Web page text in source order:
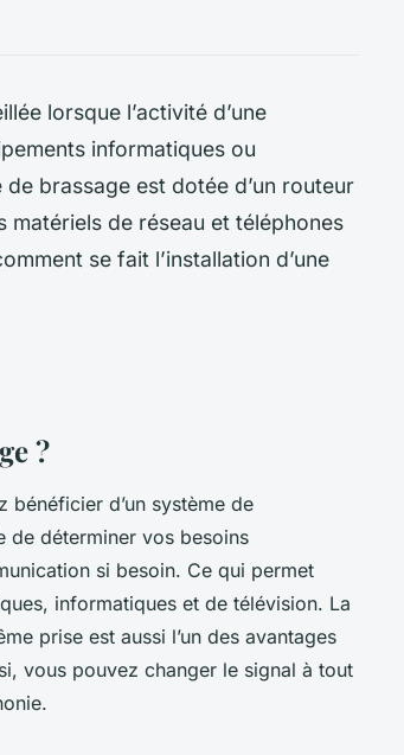
lorsque l’activité d’une
informatiques ou
brassage est dotée d’un routeur
de réseau et téléphones
se fait l’installation d’une
?
bénéficier d’un système de
de déterminer vos besoins
si besoin. Ce qui permet
informatiques et de télévision. La
prise est aussi l’un des avantages
vous pouvez changer le signal à tout